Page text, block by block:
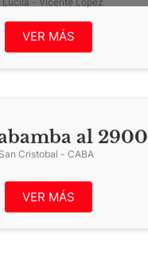
VER MÁS
al 2900
VER MÁS